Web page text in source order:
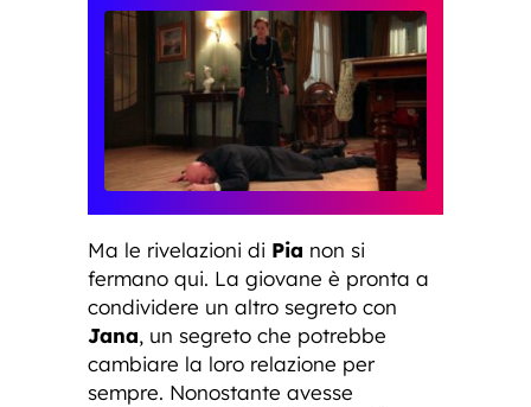
Ma le rivelazioni di Pia non si
fermano qui. La giovane è pronta a
condividere un altro segreto con
Jana, un segreto che potrebbe
cambiare la loro relazione per
sempre. Nonostante avesse